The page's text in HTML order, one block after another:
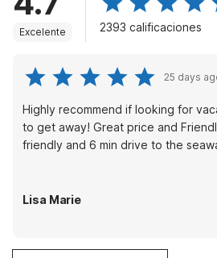
Excelente 2393 calificaciones
25 days
Highly recommend if looking for
to get away! Great price and
friendly and 6 min drive to the
Lisa Marie